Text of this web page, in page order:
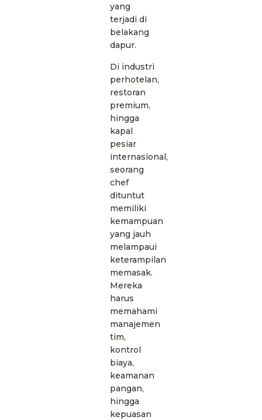
yang
terjadi di
belakang
dapur.
Di industri
perhotelan,
restoran
premium,
hingga
kapal
pesiar
internasional,
seorang
chef
dituntut
memiliki
kemampuan
yang jauh
melampaui
keterampilan
memasak.
Mereka
harus
memahami
manajemen
tim,
kontrol
biaya,
keamanan
pangan,
hingga
kepuasan